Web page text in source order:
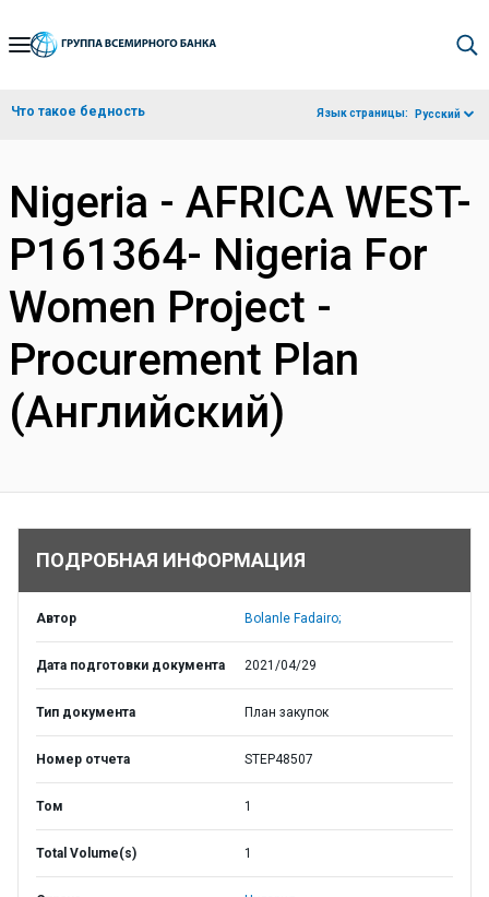
Skip
Navigation
Что такое бедность Язык страницы: Русский
Nigeria - AFRICA WEST-
P161364- Nigeria For
Women Project -
Procurement Plan
(Английский)
ПОДРОБНАЯ ИНФОРМАЦИЯ
Автор Bolanle Fadairo;
Дата подготовки документа 2021/04/29
Тип документа План закупок
Номер отчета STEP48507
Том 1
Total Volume(s) 1